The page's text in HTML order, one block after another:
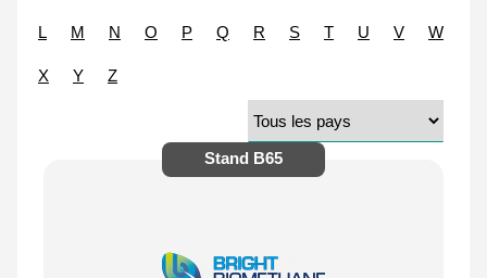
L M N O P Q R S T U V W
X Y Z
Stand B65